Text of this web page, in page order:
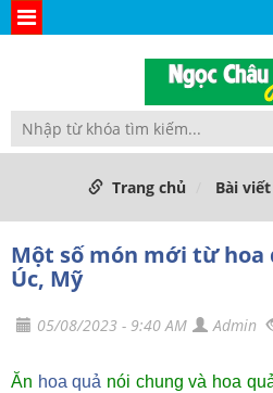
Trang chủ Bài
Một số món mới từ hoa
Úc, Mỹ
05/08/2023 - 9:40 AM Admin
Ăn hoa quả nói chung và hoa